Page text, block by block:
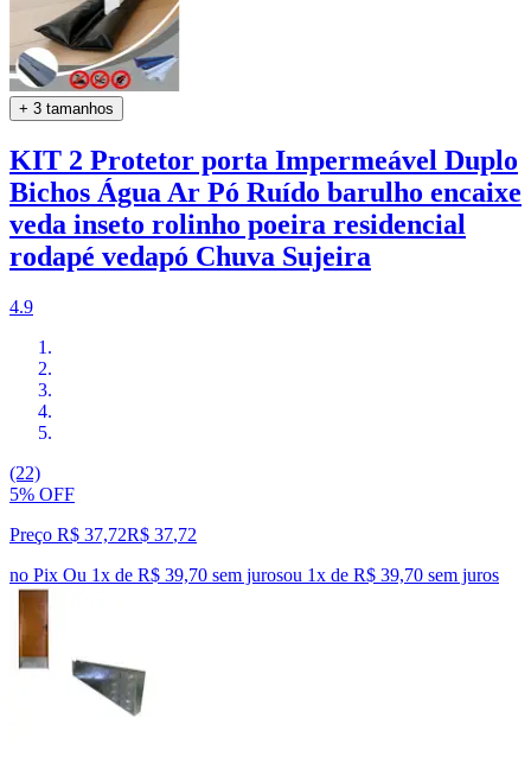
+ 3 tamanhos
KIT 2 Protetor porta Impermeável Duplo
Bichos Água Ar Pó Ruído barulho encaixe
veda inseto rolinho poeira residencial
rodapé vedapó Chuva Sujeira
4.9
(22)
5% OFF
Preço R$ 37,72R$ 37,72
no Pix Ou 1x de R$ 39,70 sem jurosou 1x de R$ 39,70 sem juros